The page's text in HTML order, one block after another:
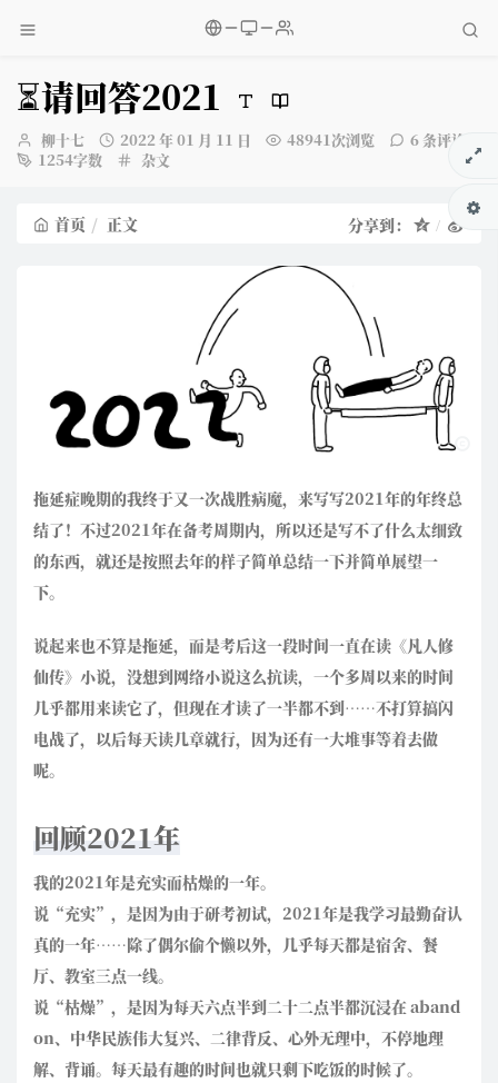
⏳请回答2021
博
主：
柳十七
发
布
2022 年 01 月 11 日 48941次浏览
6 条评论
1254字数
分
杂文
首页 正文 分享到：
拖延症晚期的我终于又一次战胜病魔，来写写2021年的年终总
结了！不过2021年在备考周期内，所以还是写不了什么太细致
的东西，就还是按照去年的样子简单总结一下并简单展望一
下。
说起来也不算是拖延，而是考后这一段时间一直在读《凡人修
仙传》小说，没想到网络小说这么抗读，一个多周以来的时间
几乎都用来读它了，但现在才读了一半都不到……不打算搞闪
电战了，以后每天读几章就行，因为还有一大堆事等着去做
呢。
回顾2021年
我的2021年是充实而枯燥的一年。
说“充实”，是因为由于研考初试，2021年是我学习最勤奋认
真的一年……除了偶尔偷个懒以外，几乎每天都是宿舍、餐
厅、教室三点一线。
说“枯燥”，是因为每天六点半到二十二点半都沉浸在 aband
on、中华民族伟大复兴、二律背反、心外无理中，不停地理
解、背诵。每天最有趣的时间也就只剩下吃饭的时候了。